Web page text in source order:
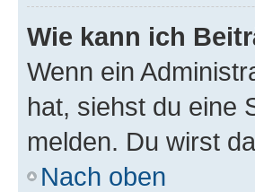
Wie kann ich
Wenn ein
hat, siehst du eine
melden. Du wirst
Nach oben